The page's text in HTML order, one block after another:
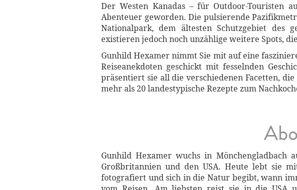
Der Westen Kanadas – für Outdoor-Touristen
Abenteuer geworden. Die pulsierende
Nationalpark, dem ältesten Schutzgebiet des
existieren jedoch noch unzählige weitere Spots,
Gunhild Hexamer nimmt Sie mit auf eine
Reiseanekdoten geschickt mit fesselnden
präsentiert sie all die verschiedenen Facetten,
mehr als 20 landestypische Rezepte zum
Gunhild Hexamer wuchs in
Großbritannien und den USA. Heute lebt sie
fotografiert und sich in die Natur begibt, wann